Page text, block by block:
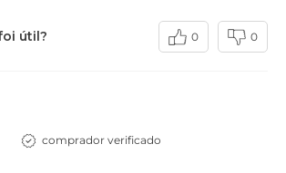
útil? 0 0
comprador verificado